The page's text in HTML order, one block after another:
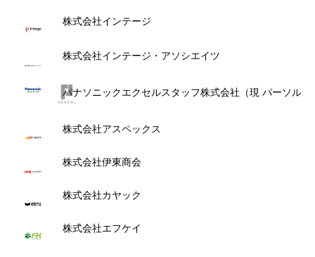
株式会社インテージ
株式会社インテージ・アソシエイツ
パナソニックエクセルスタッフ株式会社（現 パーソル
株式会社アスペックス
株式会社伊東商会
株式会社カヤック
株式会社エフケイ